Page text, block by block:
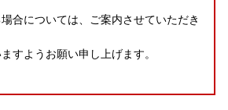
合については、ご案内させていただき
すようお願い申し上げます。